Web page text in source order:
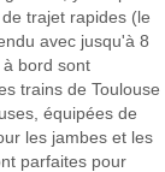
trajet rapides (le
avec jusqu'à 8
bord sont
trains de Toulouse
équipées de
les jambes et les
parfaites pour